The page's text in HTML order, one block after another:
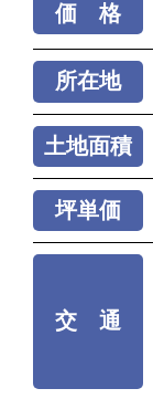
価 格
所在地
土地面積
坪単価
交 通